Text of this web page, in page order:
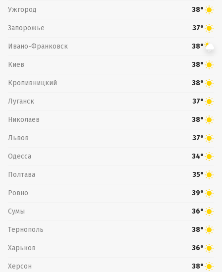
Ужгород 38°
Запорожье 37°
Ивано-Франковск 38°
Киев 38°
Кропивницкий 38°
Луганск 37°
Николаев 38°
Львов 37°
Одесса 34°
Полтава 35°
Ровно 39°
Сумы 36°
Тернополь 38°
Харьков 36°
Херсон 38°